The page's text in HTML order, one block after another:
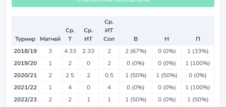
Турнир Матчей
Ср.
Т
Ср.
ИТ
Ср.
ИТ
Соп
В Н
П
2018/19
3 4.33 2.33 2 2 (67%) 0 (0%)
1 (33%)
2019/20
1 2 0 2 0 (0%) 0 (0%)
1 (100%)
2020/21
2 2.5 2 0.5 1 (50%) 1 (50%)
0 (0%)
2021/22
1 4 0 4 0 (0%) 0 (0%)
1 (100%)
2022/23
2 2 1 1 1 (50%) 0 (0%)
1 (50%)